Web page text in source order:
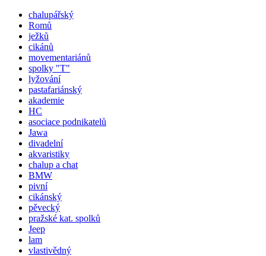
chalupářský
Romů
ježků
cikánů
movementariánů
spolky "T"
lyžování
pastafariánský
akademie
HC
asociace podnikatelů
Jawa
divadelní
akvaristiky
chalup a chat
BMW
pivní
cikánský
pěvecký
pražské kat. spolků
Jeep
lam
vlastivědný